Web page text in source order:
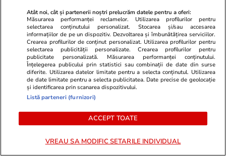
Sorin Grindeanu spune că PSD
nu va da „pe mâna inculpatului
Ciprian Ciucu” autorizațiile de
construire din București
PARTENERI
Atât noi, cât și partenerii noștri prelucrăm datele pentru a oferi:
Măsurarea performanței reclamelor. Utilizarea profilurilor pentru
selectarea conținutului personalizat. Stocarea și/sau accesarea
informațiilor de pe un dispozitiv. Dezvoltarea și îmbunătățirea serviciilor.
Crearea profilurilor de conținut personalizat. Utilizarea profilurilor pentru
selectarea publicității personalizate. Crearea profilurilor pentru
publicitate personalizată. Măsurarea performanței conținutului.
Înțelegerea publicului prin statistici sau combinații de date din surse
diferite. Utilizarea datelor limitate pentru a selecta conținutul. Utilizarea
de date limitate pentru a selecta publicitatea. Date precise de geolocație
și identificarea prin scanarea dispozitivului.
Listă parteneri (furnizori)
ACCEPT TOATE
VREAU SA MODIFIC SETARILE INDIVIDUAL